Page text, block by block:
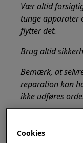
Vær altid
tunge apparater
flytter det.
Brug altid
Bemærk, at
reparation kan
ikke udføres
vandbeholderen
Cookies